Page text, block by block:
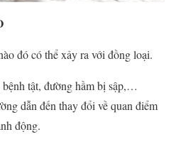
đó có thể xảy ra với đồng loại.
tật, đường hầm bị sập,…
dẫn đến thay đổi về quan điểm
động.